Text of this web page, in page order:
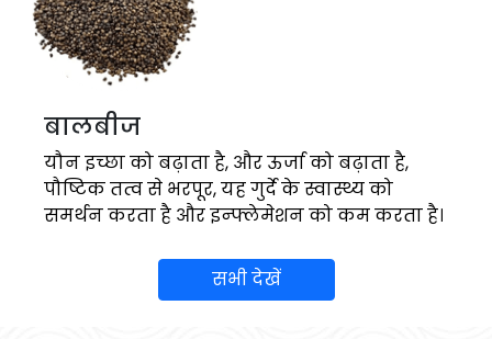
बालबीज
यौन इच्छा को बढ़ाता है, और ऊर्जा को बढ़ाता है,
पौष्टिक तत्व से भरपूर, यह गुर्दे के स्वास्थ्य को
समर्थन करता है और इन्फ्लेमेशन को कम करता है।
सभी देखें